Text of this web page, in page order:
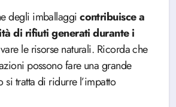
degli imballaggicontribuisce a
di rifiuti generati durante i
le risorse naturali. Ricorda che
possono fare una grande
si tratta di ridurre l’impatto